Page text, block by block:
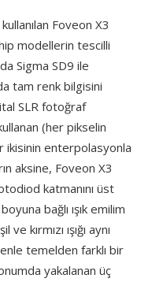
Foveon X3
modellerin tescilli
Sigma SD9 ile
tam renk bilgisini
SLR fotoğraf
(her pikselin
ikisinin enterpolasyonla
aksine, Foveon X3
katmanını üst
bağlı ışık emilim
kırmızı ışığı aynı
temelden farklı bir
yakalanan üç